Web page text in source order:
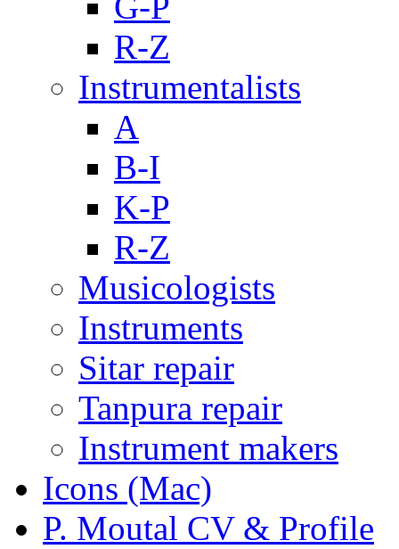
R-Z
Instrumentalists
A
B-I
K-P
R-Z
Musicologists
Instruments
Sitar repair
Tanpura repair
Instrument makers
Icons (Mac)
P. Moutal CV & Profile